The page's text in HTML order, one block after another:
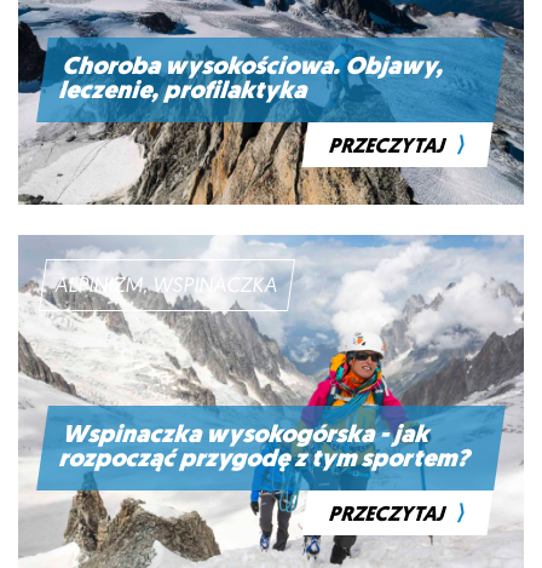
Choroba wysokościowa. Objawy,
leczenie, profilaktyka
PRZECZYTAJ ⟩
ALPINIZM, WSPINACZKA
Wspinaczka wysokogórska - jak
rozpocząć przygodę z tym sportem?
PRZECZYTAJ ⟩